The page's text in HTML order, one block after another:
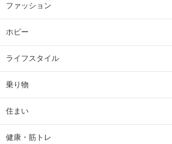
ファッション
ホビー
ライフスタイル
乗り物
住まい
健康・筋トレ